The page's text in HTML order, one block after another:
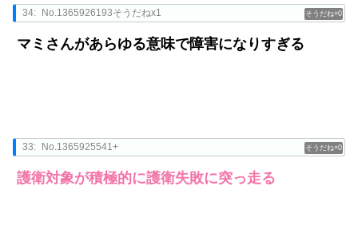
0
34: No.1365926193そうだねx1
マミさんがあらゆる意味で障害になりすぎる
0
33: No.1365925541+
護衛対象が積極的に護衛失敗に突っ走る